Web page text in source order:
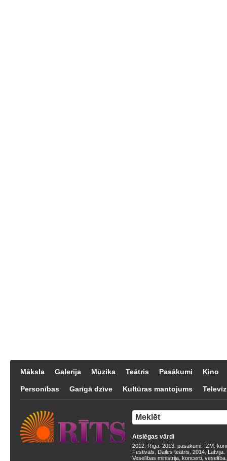
Māksla Galerija Mūzika Teātris Pasākumi Kino
Personības Garīgā dzīve Kultūras mantojums
Atslēgas vārdi
2012 Rīga 2013 pasākumi IZM
Festivāls
Dailes teātris 2014 Latvija
Veselības ministrija koncerti veselība